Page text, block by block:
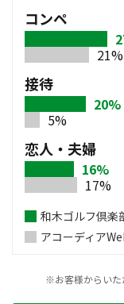
コンペ
21%
接待
20%
5%
恋人・夫婦
16%
17%
和木ゴルフ倶楽
アコーディア
※お客様からいた